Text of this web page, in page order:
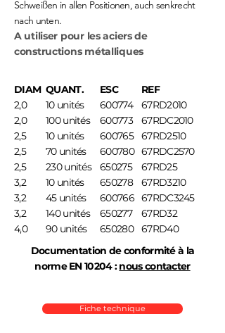
Schweißen in allen Positionen, auch senkrecht
nach unten.
A utiliser pour les aciers de
constructions métalliques
DIAM
2,0
2,0
2,5
2,5
2,5
3,2
3,2
3,2
4,0
QUANT.
10 unités
100 unités
10 unités
70 unités
230 unités
10 unités
45 unités
140 unités
90 unités
ESC
600774
600773
600765
600780
650275
650278
600766
650277
650280
REF
67RD2010
67RDC2010
67RD2510
67RDC2570
67RD25
67RD3210
67RDC3245
67RD32
67RD40
Documentation de conformité à la
norme EN 10204 :nous contacter
Fiche technique